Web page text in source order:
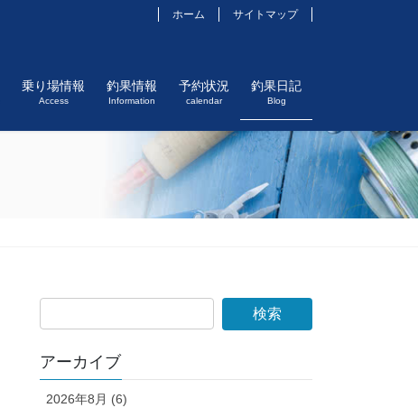
ホーム サイトマップ
乗り場情報
Access
釣果情報
Information
予約状況
calendar
釣果日記
Blog
アーカイブ
2026年8月 (6)